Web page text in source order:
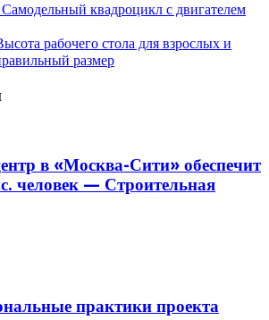
Самодельный квадроцикл с двигателем
рабочего стола для взрослых и
размер
в «Москва-Сити» обеспечит
человек — Строительная
практики проекта